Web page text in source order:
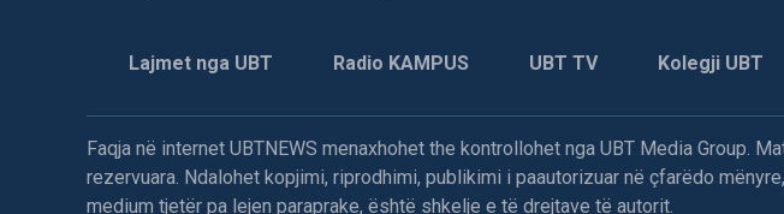
Lajmet nga UBT Radio KAMPUS UBT TV Kolegji UBT
Faqja në internet UBTNEWS menaxhohet the kontrollohet nga UBT Media Group.
rezervuara. Ndalohet kopjimi, riprodhimi, publikimi i paautorizuar në çfarëdo
medium tjetër pa lejen paraprake, është shkelje e të drejtave të autorit.